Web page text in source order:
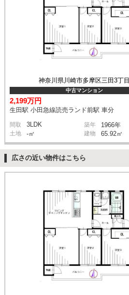
神奈川県川崎市多摩区三田3丁目
中古マンション
2,199万円
生田駅 小田急線読売ランド前駅 車分
間取 3LDK 築年 1966年
土地 -㎡ 建物 65.92㎡
広さの近い物件はこちら